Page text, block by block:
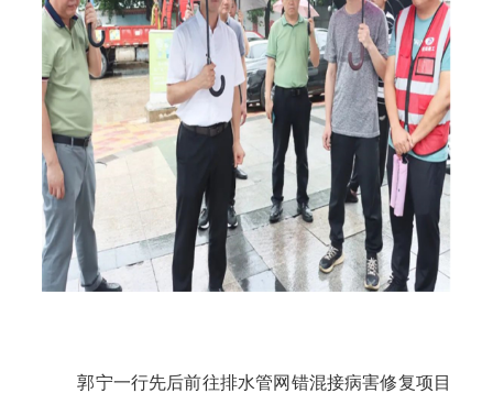
郭宁一行先后前往排水管网错混接病害修复项目